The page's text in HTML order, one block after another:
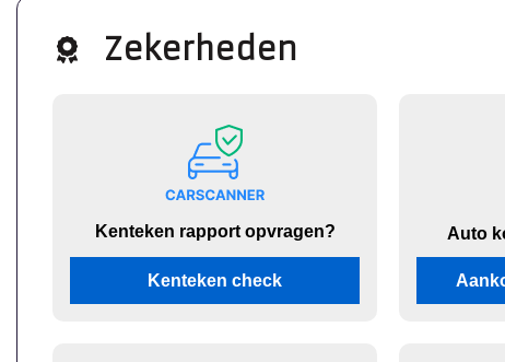
Zekerheden
Kenteken rapport opvragen?
Kenteken check
Auto